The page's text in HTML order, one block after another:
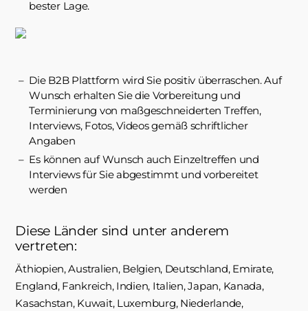
bester Lage.
Die B2B Plattform wird Sie positiv überraschen. Auf
Wunsch erhalten Sie die Vorbereitung und
Terminierung von maßgeschneiderten Treffen,
Interviews, Fotos, Videos gemäß schriftlicher
Angaben
Es können auf Wunsch auch Einzeltreffen und
Interviews für Sie abgestimmt und vorbereitet
werden
Diese Länder sind unter anderem
vertreten:
Äthiopien, Australien, Belgien, Deutschland, Emirate,
England, Fankreich, Indien, Italien, Japan, Kanada,
Kasachstan, Kuwait, Luxemburg, Niederlande,